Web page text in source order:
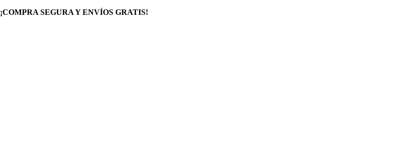
¡COMPRA SEGURA Y ENVÍOS GRATIS!